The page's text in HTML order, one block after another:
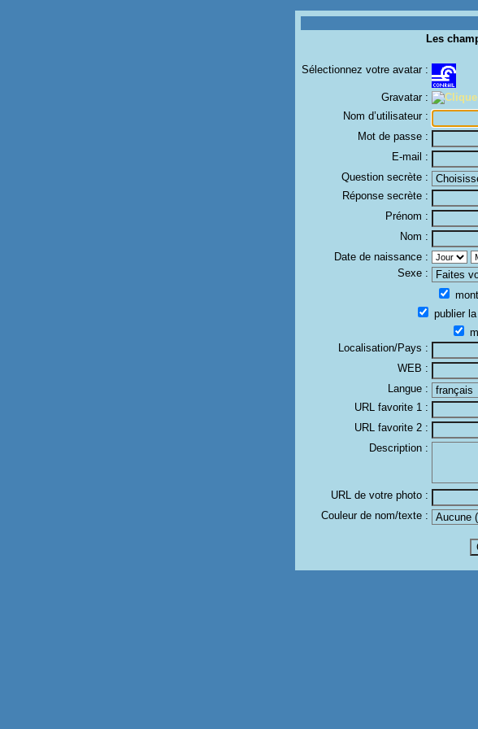
Les
Sélectionnez votre avatar :
Gravatar :
Nom d’utilisateur :
Mot de passe :
E-mail :
Question secrète :
Réponse secrète :
Prénom :
Nom :
Date de naissance :
Sexe :
publier
Localisation/Pays :
WEB :
Langue :
URL favorite 1 :
URL favorite 2 :
Description :
URL de votre photo :
Couleur de nom/texte :